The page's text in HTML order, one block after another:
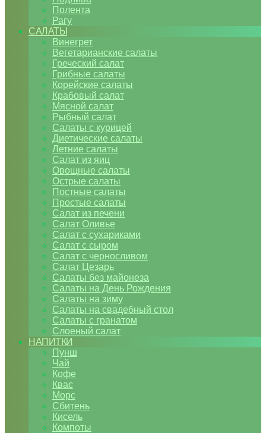
Полента
Рагу
САЛАТЫ
Винегрет
Вегетарианские салаты
Греческий салат
Грибные салаты
Корейские салаты
Крабовый салат
Мясной салат
Рыбный салат
Салаты с курицей
Диетические салаты
Летние салаты
Салат из яиц
Овощные салаты
Острые салаты
Постные салаты
Простые салаты
Салат из печени
Салат Оливье
Салат с сухариками
Салат с сыром
Салат с черносливом
Салат Цезарь
Салаты без майонеза
Салаты на День Рождения
Салаты на зиму
Салаты на свадебный стол
Салаты с гранатом
Слоеный салат
НАПИТКИ
Пунш
Чай
Кофе
Квас
Морс
Сбитень
Кисель
Компоты